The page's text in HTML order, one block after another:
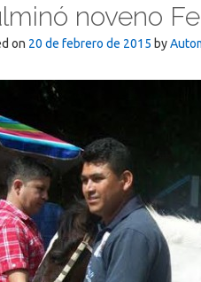
noveno
on 20 de febrero de 2015 by